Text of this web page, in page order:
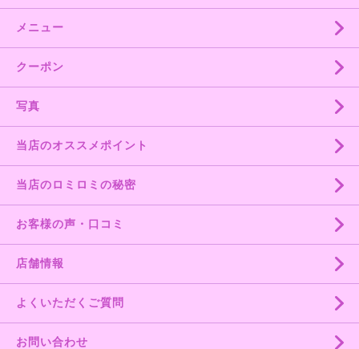
メニュー
クーポン
写真
当店のオススメポイント
当店のロミロミの秘密
お客様の声・口コミ
店舗情報
よくいただくご質問
お問い合わせ